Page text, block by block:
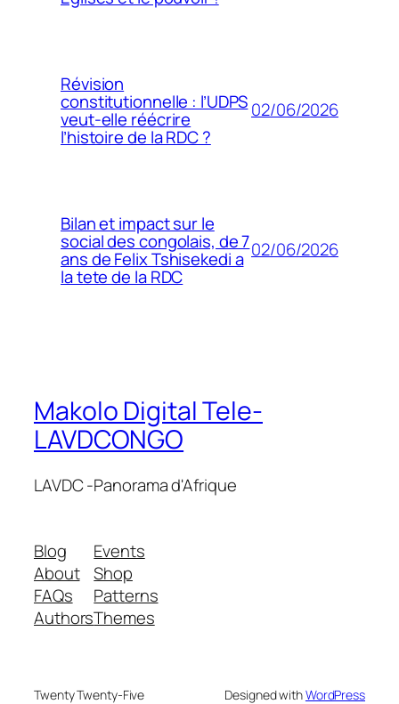
Révision
constitutionnelle : l’UDPS
veut-elle réécrire
l’histoire de la RDC ?
02/06/2026
Bilan et impact sur le
social des congolais, de 7
ans de Felix Tshisekedi a
la tete de la RDC
02/06/2026
Makolo Digital Tele-
LAVDCONGO
LAVDC -Panorama d'Afrique
Blog
About
FAQs
Authors
Events
Shop
Patterns
Themes
Twenty Twenty-Five Designed withWordPress